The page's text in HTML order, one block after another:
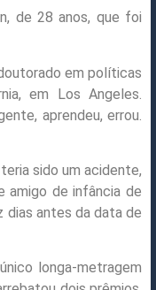
de 28 anos, que foi
em políticas
em Los Angeles.
aprendeu, errou.
sido um acidente,
amigo de infância de
dias antes da data de
longa-metragem